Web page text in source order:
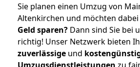
Sie planen einen Umzug von
Altenkirchen und möchten
Geld sparen? Dann sind Sie bei
richtig! Unser Netzwerk bieten
zuverlässige und